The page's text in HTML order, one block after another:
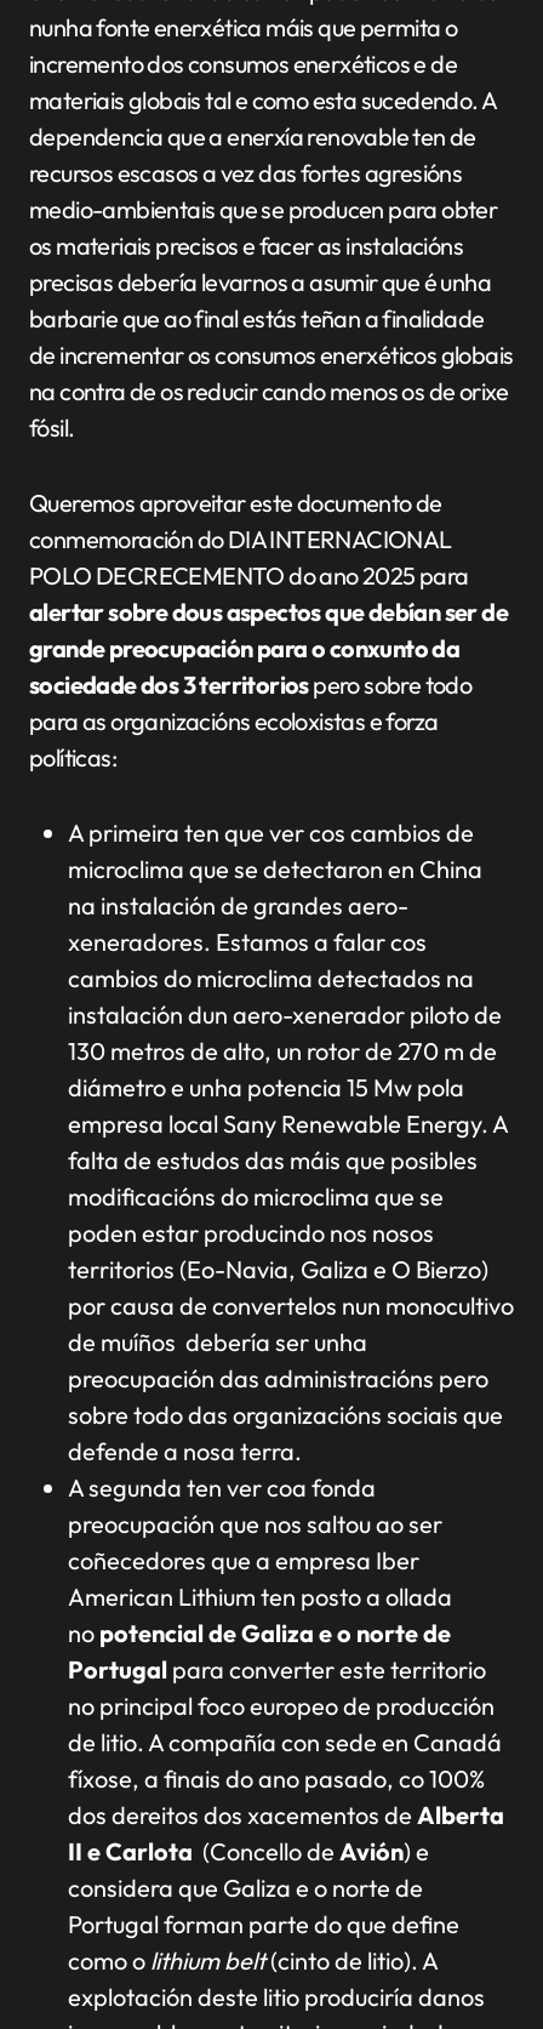
nunha fonte enerxética máis que permita o
incremento dos consumos enerxéticos e de
materiais globais tal e como esta sucedendo. A
dependencia que a enerxía renovable ten de
recursos escasos a vez das fortes agresións
medio-ambientais que se producen para obter
os materiais precisos e facer as instalacións
precisas debería levarnos a asumir que é unha
barbarie que ao final estás teñan a finalidade
de incrementar os consumos enerxéticos globais
na contra de os reducir cando menos os de orixe
fósil.
Queremos aproveitar este documento de
conmemoración do DIA INTERNACIONAL
POLO DECRECEMENTO do ano 2025 para
alertar sobre dous aspectos que debían ser de
grande preocupación para o conxunto da
sociedadedos 3 territoriospero sobre todo
para as organizacións ecoloxistas e forza
políticas:
A primeira ten que ver cos cambios de
microclima que se detectaron en China
na instalación de grandes aero-
xeneradores. Estamos a falar cos
cambios do microclima detectados na
instalación dun aero-xenerador piloto de
130 metros de alto, un rotor de 270 m de
diámetro e unha potencia 15 Mw pola
empresa local Sany Renewable Energy. A
falta de estudos das máis que posibles
modificacións do microclima que se
poden estar producindo nos nosos
territorios (Eo-Navia, Galiza e O Bierzo)
por causa de convertelos nun monocultivo
de muíños debería ser unha
preocupación das administracións pero
sobre todo das organizacións sociais que
defende a nosa terra.
A segunda ten ver coa fonda
preocupación que nos saltou ao ser
coñecedores que a empresa Iber
American Lithium ten posto a ollada
no potencial de Galiza e o norte de
Portugal para converter este territorio
no principal foco europeo de producción
de litio. A compañía con sede en Canadá
fíxose, a finais do ano pasado, co 100%
dos dereitos dos xacementos de Alberta
II e Carlota (Concello de Avión) e
considera que Galiza e o norte de
Portugal forman parte do que define
como o lithium belt(cinto de litio). A
explotación deste litio produciría danos